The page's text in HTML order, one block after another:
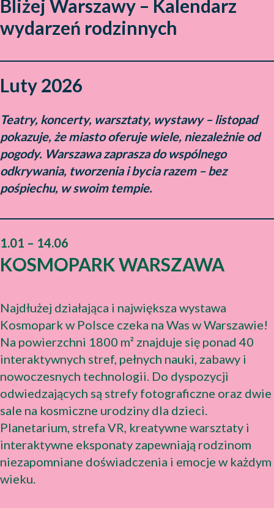
Bliżej Warszawy – Kalendarz
wydarzeń rodzinnych
Luty 2026
Teatry, koncerty, warsztaty, wystawy – listopad
pokazuje, że miasto oferuje wiele, niezależnie od
pogody. Warszawa zaprasza do wspólnego
odkrywania, tworzenia i bycia razem – bez
pośpiechu, w swoim tempie.
1.01 – 14.06
KOSMOPARK WARSZAWA
Najdłużej działająca i największa wystawa
Kosmopark w Polsce czeka na Was w Warszawie!
Na powierzchni 1800 m² znajduje się ponad 40
interaktywnych stref, pełnych nauki, zabawy i
nowoczesnych technologii. Do dyspozycji
odwiedzających są strefy fotograficzne oraz dwie
sale na kosmiczne urodziny dla dzieci.
Planetarium, strefa VR, kreatywne warsztaty i
interaktywne eksponaty zapewniają rodzinom
niezapomniane doświadczenia i emocje w każdym
wieku.